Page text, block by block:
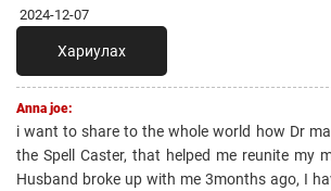
2024-12-07
Хариулах
Anna joe:
i want to share to the whole world how Dr
the Spell Caster, that helped me reunite my
Husband broke up with me 3months ago, I